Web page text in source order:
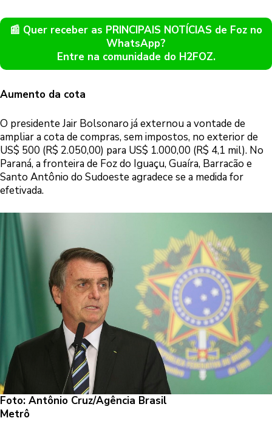
📰 Quer receber as PRINCIPAIS NOTÍCIAS de Foz no
WhatsApp?
Entre na comunidade do H2FOZ.
Aumento da cota
O presidente Jair Bolsonaro já externou a vontade de
ampliar a cota de compras, sem impostos, no exterior de
US$ 500 (R$ 2.050,00) para US$ 1.000,00 (R$ 4,1 mil). No
Paraná, a fronteira de Foz do Iguaçu, Guaíra, Barracão e
Santo Antônio do Sudoeste agradece se a medida for
efetivada.
Foto: Antônio Cruz/Agência Brasil
Metrô